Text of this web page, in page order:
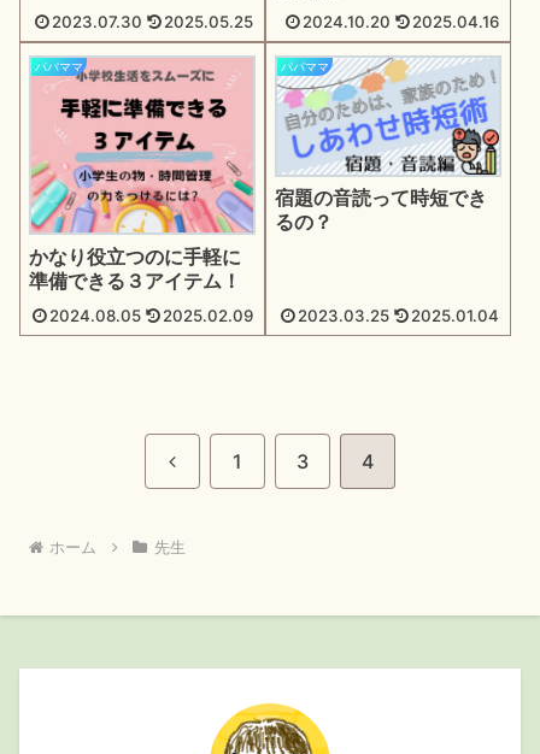
2023.07.30 2025.05.25 2024.10.20 2025.04.16
パパママ
かなり役立つのに手軽に
準備できる３アイテム！
2024.08.05 2025.02.09
パパママ
宿題の音読って時短でき
るの？
2023.03.25 2025.01.04
前 1 3 4
ホーム 先生